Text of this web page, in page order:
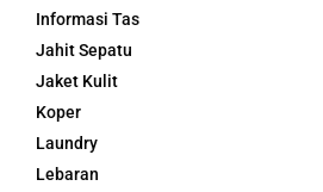
Informasi Tas
Jahit Sepatu
Jaket Kulit
Koper
Laundry
Lebaran